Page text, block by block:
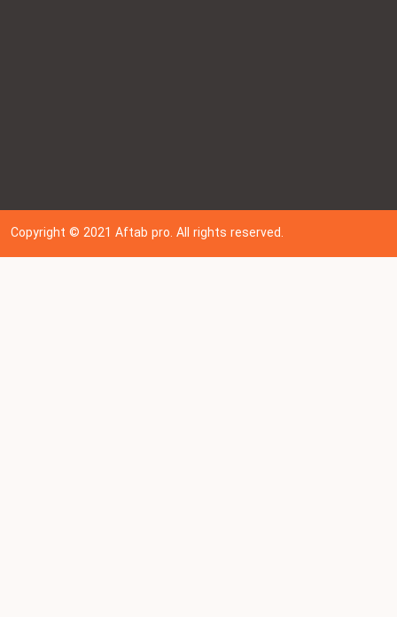
Copyright © 202 1Aftab pro. All rights reserved.